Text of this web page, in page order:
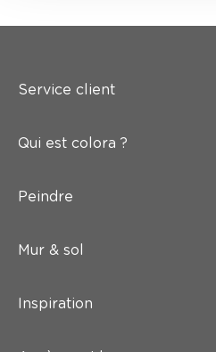
Service client
Qui est colora ?
Peindre
Mur & sol
Inspiration